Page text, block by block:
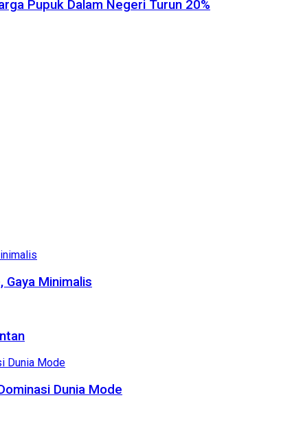
Pupuk Dalam Negeri Turun 20%
Gaya Minimalis
Dunia Mode